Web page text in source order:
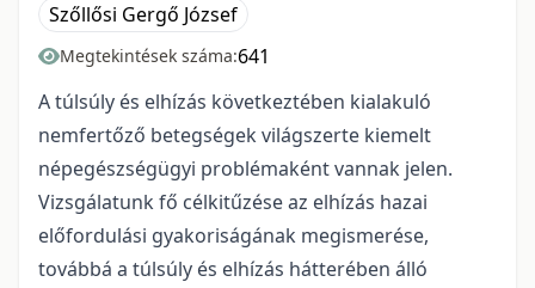
Szőllősi Gergő József
Megtekintések száma:641
A túlsúly és elhízás következtében kialakuló
nemfertőző betegségek világszerte kiemelt
népegészségügyi problémaként vannak jelen.
Vizsgálatunk fő célkitűzése az elhízás hazai
előfordulási gyakoriságának megismerése,
továbbá a túlsúly és elhízás hátterében álló